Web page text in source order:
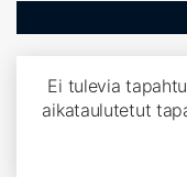
Ei tulevia
aikataulutetut